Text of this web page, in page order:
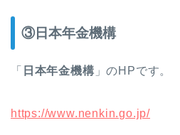
③日本年金機構
「 日本年金機構 」のHPです。
https://www.nenkin.go.jp/